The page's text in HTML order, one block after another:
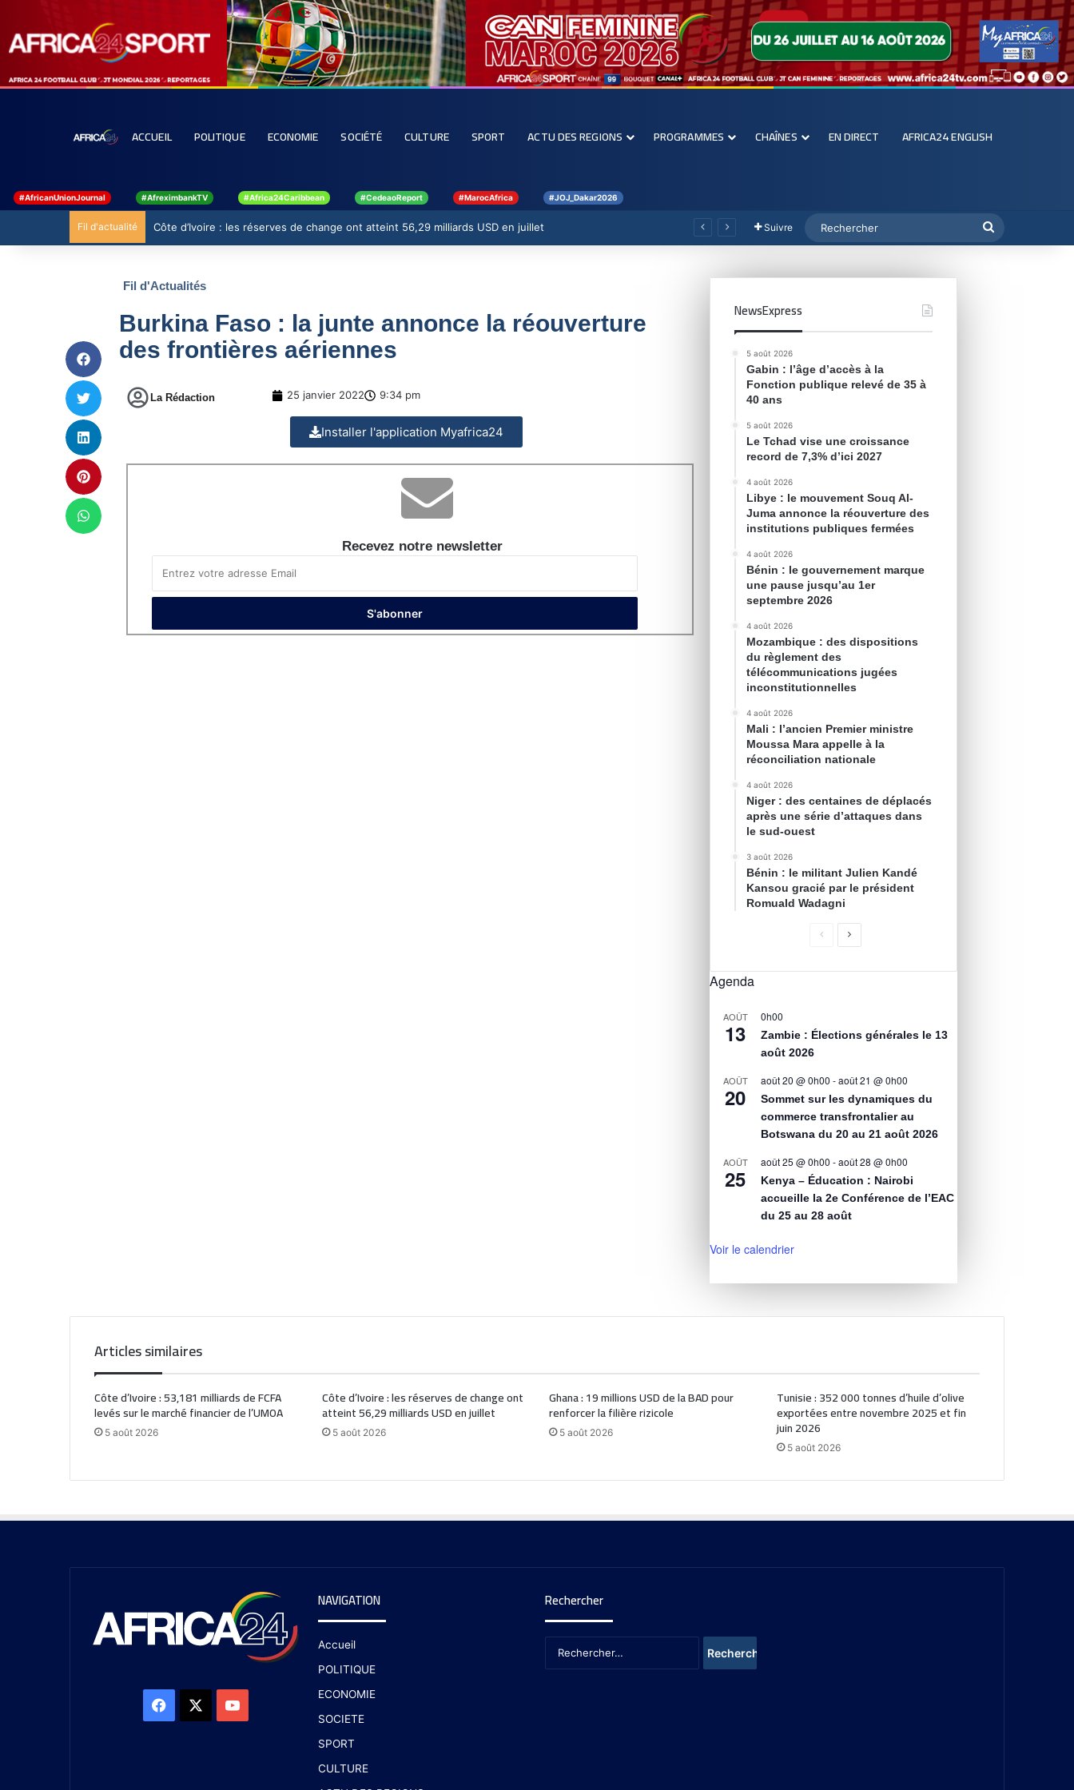
ACCUEIL POLITIQUE ECONOMIE SOCIÉTÉ CULTURE SPORT ACTU DES REGIONS PROGRAMMES CHAÎNES EN DIRECT AFRICA24 ENGLISH
#AfricanUnionJournal #AfreximbankTV #Africa24Caribbean #CedeaoReport #MarocAfrica #JOJ_Dakar2026
Fil d'actualité Côte d’Ivoire : les réserves de change ont atteint 56,29 milliards USD en juillet Suivre
Fil d'Actualités
Burkina Faso : la junte annonce la réouverture
des frontières aériennes
La Rédaction 25 janvier 2022 9:34 pm
Installer l'application Myafrica24
Recevez notre newsletter
NewsExpress
5 août 2026
Gabin : l’âge d’accès à la
Fonction publique relevé de 35 à
40 ans
5 août 2026
Le Tchad vise une croissance
record de 7,3% d’ici 2027
4 août 2026
Libye : le mouvement Souq Al-
Juma annonce la réouverture des
institutions publiques fermées
4 août 2026
Bénin : le gouvernement marque
une pause jusqu’au 1er
septembre 2026
4 août 2026
Mozambique : des dispositions
du règlement des
télécommunications jugées
inconstitutionnelles
4 août 2026
Mali : l’ancien Premier ministre
Moussa Mara appelle à la
réconciliation nationale
4 août 2026
Niger : des centaines de déplacés
après une série d’attaques dans
le sud-ouest
3 août 2026
Bénin : le militant Julien Kandé
Kansou gracié par le président
Romuald Wadagni
Agenda
AOÛT
13
0h00
Zambie : Élections générales le 13
août 2026
AOÛT
20
août 20 @ 0h00 -août 21 @ 0h00
Sommet sur les dynamiques du
commerce transfrontalier au
Botswana du 20 au 21 août 2026
AOÛT
25
août 25 @ 0h00 -août 28 @ 0h00
Kenya – Éducation : Nairobi
accueille la 2e Conférence de l’EAC
du 25 au 28 août
Voir le calendrier
Articles similaires
Côte d’Ivoire : 53,181 milliards de FCFA
levés sur le marché financier de l’UMOA
5 août 2026
Côte d’Ivoire : les réserves de change ont
atteint 56,29 milliards USD en juillet
5 août 2026
Ghana : 19 millions USD de la BAD pour
renforcer la filière rizicole
5 août 2026
Tunisie : 352 000 tonnes d’huile d’olive
exportées entre novembre 2025 et fin
juin 2026
5 août 2026
NAVIGATION
Accueil
POLITIQUE
ECONOMIE
SOCIETE
SPORT
CULTURE
Rechercher